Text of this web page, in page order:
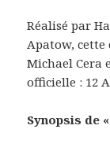
Réalisé par
Apatow, cette
Michael Cera
officielle : 12
Synopsis de